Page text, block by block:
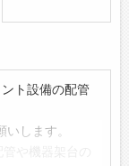
ので、初めて
手当も充実◎
ト設備の配管
します。